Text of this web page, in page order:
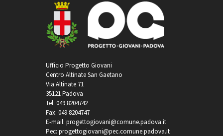
Ufficio Progetto Giovani
Centro Altinate San Gaetano
Via Altinate 71
35121 Padova
Tel: 049 8204742
Fax: 049 8204747
E-mail: progettogiovani@comune.padova.it
Pec: progettogiovani@pec.comune.padova.it